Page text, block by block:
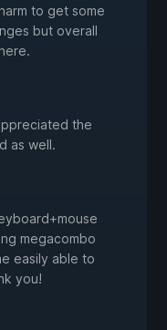
to get some
but overall
the
as well.
megacombo
easily able to
you!